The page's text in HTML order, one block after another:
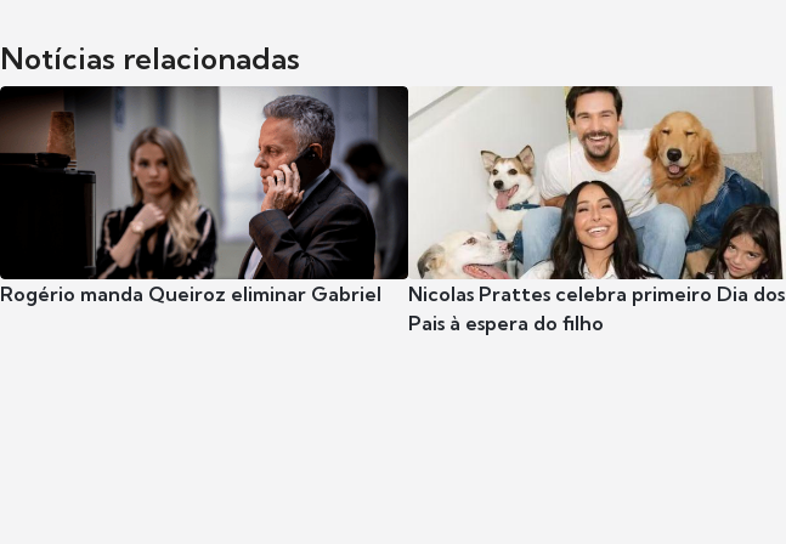
Notícias relacionadas
Rogério manda Queiroz eliminar Gabriel
Nicolas Prattes celebra primeiro Dia dos
Pais à espera do filho